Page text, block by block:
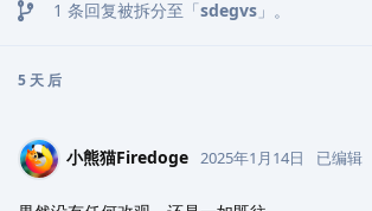
1 条回复被拆分至「sdegvs 」。
5 天 后
小熊猫Firedoge 2025年1月14日 已编辑